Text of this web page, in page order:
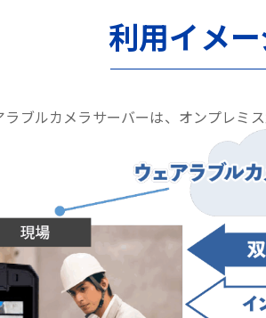
利用イメ
ラブルカメラサーバーは、オンプレミス